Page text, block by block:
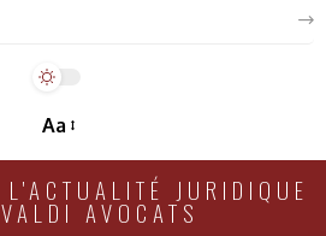
Aa
JURIDIQUE
AVOCATS